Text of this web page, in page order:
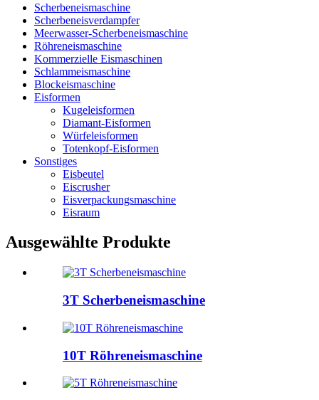
Scherbeneismaschine
Scherbeneisverdampfer
Meerwasser-Scherbeneismaschine
Röhreneismaschine
Kommerzielle Eismaschinen
Schlammeismaschine
Blockeismaschine
Eisformen
Kugeleisformen
Diamant-Eisformen
Würfeleisformen
Totenkopf-Eisformen
Sonstiges
Eisbeutel
Eiscrusher
Eisverpackungsmaschine
Eisraum
Ausgewählte Produkte
3T Scherbeneismaschine
10T Röhreneismaschine